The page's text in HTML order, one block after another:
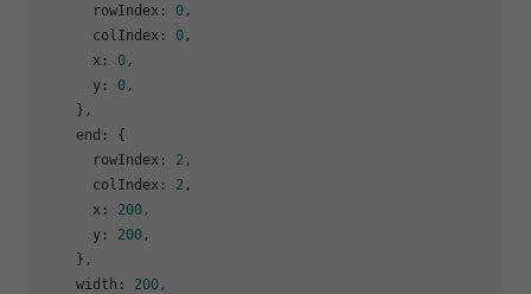
rowIndex : 0 ,
colIndex : 0 ,
x : 0 ,
y : 0 ,
    },
end : {
rowIndex : 2 ,
colIndex : 2 ,
x : 200 ,
y : 200 ,
    },
width : 200 ,